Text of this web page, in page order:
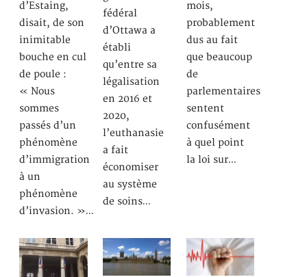
d’Estaing,
disait, de son
inimitable
bouche en cul
de poule :
« Nous
sommes
passés d’un
phénomène
d’immigration
à un
phénomène
d’invasion. »…
fédéral
d’Ottawa a
établi
qu’entre sa
légalisation
en 2016 et
2020,
l’euthanasie
a fait
économiser
au système
de soins…
mois,
probablement
dus au fait
que beaucoup
de
parlementaires
sentent
confusément
à quel point
la loi sur…